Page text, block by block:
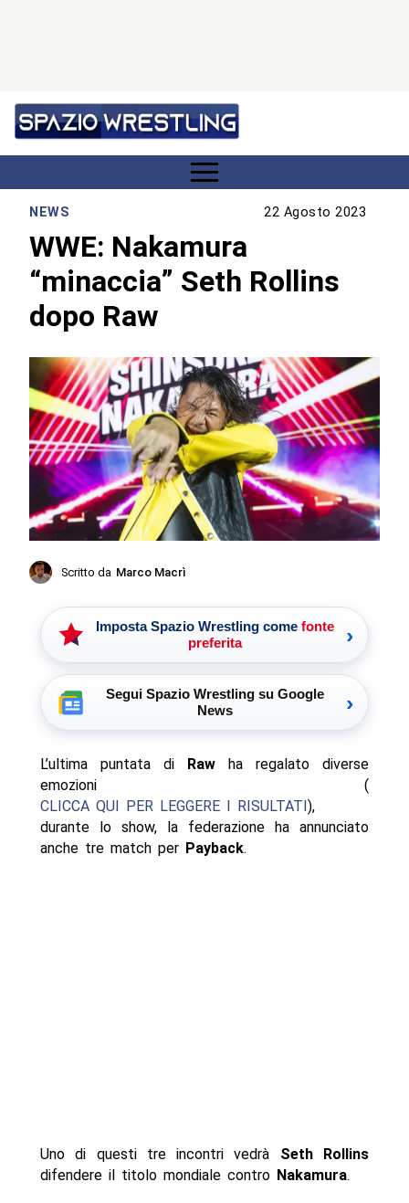
NEWS 22 Agosto 2023
WWE: Nakamura
“minaccia” Seth Rollins
dopo Raw
Scritto da Marco Macrì
Imposta Spazio Wrestling come fonte
preferita
›
Segui Spazio Wrestling su Google
News
›
L’ultima puntata di Raw ha regalato diverse
emozioni (
CLICCA QUI PER LEGGERE I RISULTATI ),
durante lo show, la federazione ha annunciato
anche tre match per Payback.
Uno di questi tre incontri vedrà Seth Rollins
difendere il titolo mondiale contro Nakamura.